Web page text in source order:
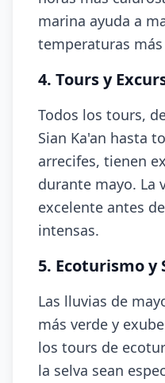
marina ayuda a
temperaturas
4. Tours y
Todos los tours,
Sian Ka'an hasta
arrecifes, tienen
durante mayo. La
excelente antes
intensas.
5. Ecoturismo y
Las lluvias de
más verde y
los tours de
la selva sean